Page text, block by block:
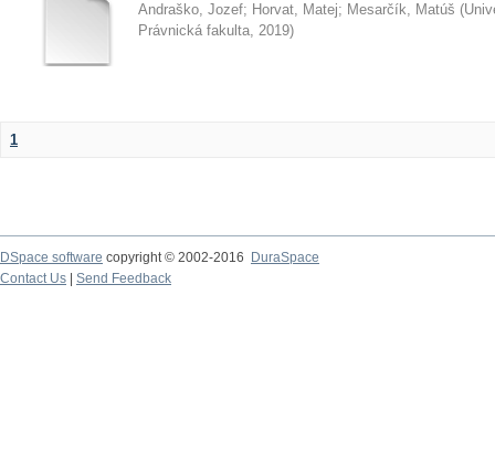
Andraško, Jozef; Horvat, Matej; Mesarčík, Matúš (
Právnická fakulta, 2019)
1
DSpace software copyright © 2002-2016
DuraSpace
Contact Us
Send Feedback